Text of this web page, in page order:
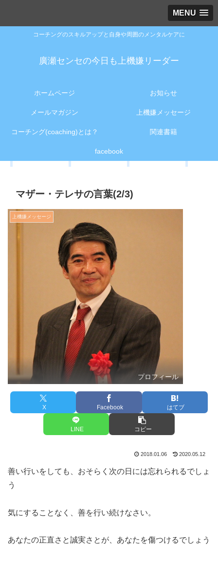
MENU
コーチングのスキルアップと自身や周囲のメンタルケアに
廣瀬センセの今日も上機嫌リーダー
ホームページ お知らせ
メールマガジン 上機嫌メッセージ
コーチング(coaching)とは？ 関連書籍
facebook
マザー・テレサの言葉(2/3)
上機嫌メッセージ
プロフィール
X Facebook はてブ
LINE コピー
2018.01.06 2020.05.12
善い行いをしても、おそらく次の日には忘れられるでしょ
う
気にすることなく、善を行い続けなさい。
あなたの正直さと誠実さとが、あなたを傷つけるでしょう